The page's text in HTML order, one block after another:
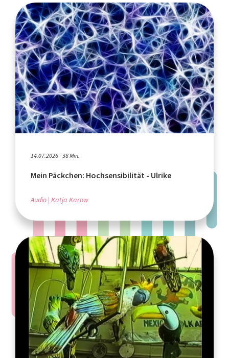
14.07.2026 - 38 Min.
Mein Päckchen: Hochsensibilität - Ulrike
Audio Katja Karow